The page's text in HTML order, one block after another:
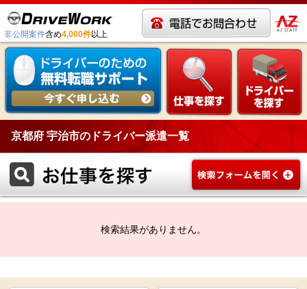
非公開案件含め4,000件以上
京都府 宇治市のドライバー派遣一覧
検索結果がありません。